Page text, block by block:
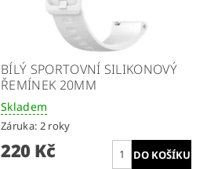
BÍLÝ SPORTOVNÍ SILIKONOVÝ
ŘEMÍNEK 20MM
Skladem
Záruka: 2 roky
220 Kč